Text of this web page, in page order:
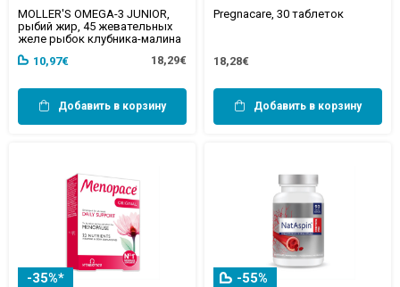
MOLLER'S OMEGA-3 JUNIOR,
рыбий жир, 45 жевательных
желе рыбок клубника-малина
10,97€
18,29€
Добавить в корзину
Pregnacare, 30 таблеток
18,28€
Добавить в корзину
-35%* -55%